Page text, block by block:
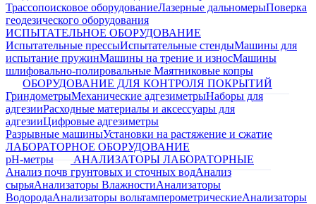
Трассопоисковое оборудованиеЛазерные дальномерыПоверка
геодезического оборудования
ИСПЫТАТЕЛЬНОЕ ОБОРУДОВАНИЕ
Испытательные прессыИспытательные стендыМашины для
испытание пружинМашины на трение и износМашины
шлифовально-полировальные Маятниковые копры
ОБОРУДОВАНИЕ ДЛЯ КОНТРОЛЯ ПОКРЫТИЙ
ГриндометрыМеханические адгезиметрыНаборы для
адгезииРасходные материалы и аксессуары для
адгезииЦифровые адгезиметры
Разрывные машиныУстановки на растяжение и сжатие
ЛАБОРАТОРНОЕ ОБОРУДОВАНИЕ
pH-метры
АНАЛИЗАТОРЫ ЛАБОРАТОРНЫЕ
Анализ почв грунтовых и сточных водАнализ
сырьяАнализаторы ВлажностиАнализаторы
ВодородаАнализаторы вольтамперометрическиеАнализаторы